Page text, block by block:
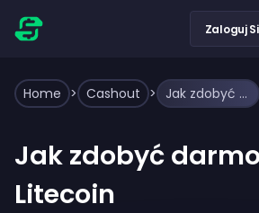
Zaloguj
Home > Cashout > Jak zdobyć darmowe Litecoin
Jak zdobyć
Litecoin